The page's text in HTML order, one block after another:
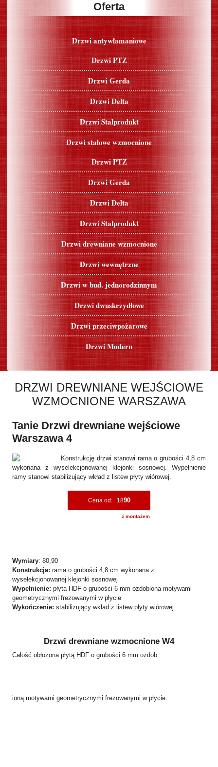
Oferta
Drzwi antywłamaniowe
Drzwi PTZ
Drzwi Gerda
Drzwi Delta
Drzwi Stalprodukt
Drzwi stalowe wzmocnione
Drzwi PTZ
Drzwi Gerda
Drzwi Delta
Drzwi Stalprodukt
Drzwi drewniane wzmocnione
Drzwi wewnętrzne
Drzwi w bud. jednorodzinnym
Drzwi dwuskrzydłowe
Drzwi przeciwpożarowe
Drzwi Modern
DRZWI DREWNIANE WEJŚCIOWE
WZMOCNIONE WARSZAWA
Tanie Drzwi drewniane wejściowe
Warszawa 4
Konstrukcję drzwi stanowi rama o grubości 4,8 cm
wykonana z wyselekcjonowanej klejonki sosnowej. Wypełnienie
ramy stanowi stabilizujący wkład z listew płyty wiórowej.
Cena od: 1890
z montażem
Wymiary: 80,90
Konstrukcja: rama o grubości 4,8 cm wykonana z
wyselekcjonowanej klejonki sosnowej
Wypełnienie: płytą HDF o grubości 6 mm ozdobiona motywami
geometrycznymi frezowanymi w płycie
Wykończenie: stabilizujący wkład z listew płyty wiórowej
Drzwi drewniane wzmocnione W4
Całość obłożona płytą HDF o grubości 6 mm ozdob
ioną motywami geometrycznymi frezowanymi w płycie.